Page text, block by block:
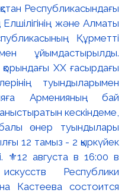
Республикасындағы
және Алматы
Құрметті
ұйымдастырылды.
ХХ ғасырдағы
туындыларымен
Арменияның бай
кескіндеме,
өнер туындылары
12 тамыз - 2 қыркүйек
⚜️12 августа в 16:00 в
Республики
Кастеева состоится